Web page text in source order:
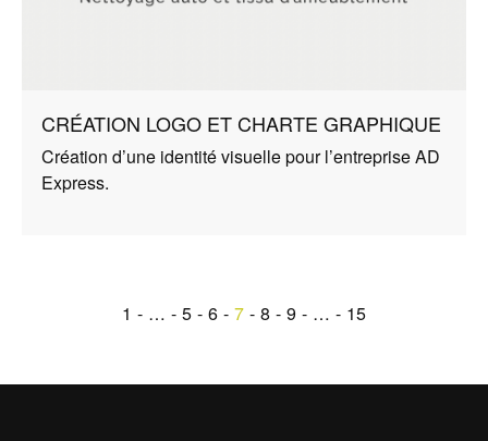
CRÉATION LOGO ET CHARTE GRAPHIQUE
Création d’une identité visuelle pour l’entreprise AD
Express.
1 … 5 6 7 8 9 … 15